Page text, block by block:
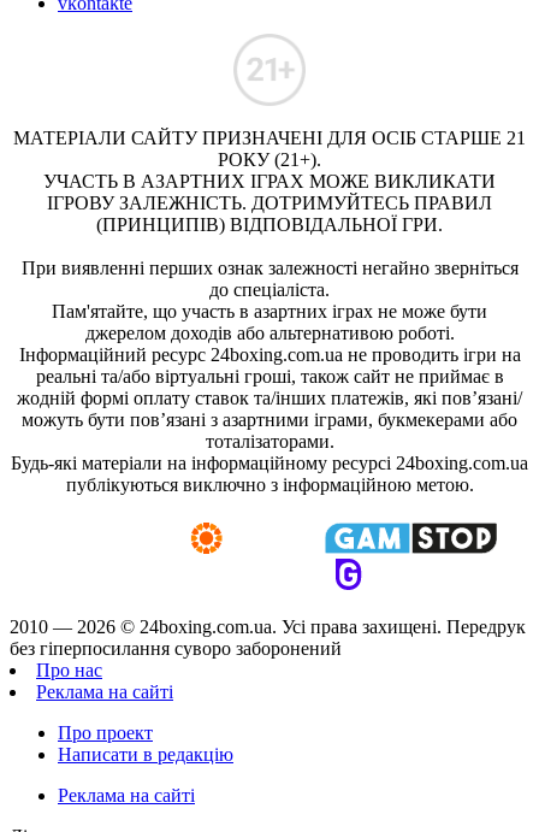
МАТЕРІАЛИ САЙТУ ПРИЗНАЧЕНІ ДЛЯ ОСІБ СТАРШЕ 21
РОКУ (21+).
УЧАСТЬ В АЗАРТНИХ ІГРАХ МОЖЕ ВИКЛИКАТИ
ІГРОВУ ЗАЛЕЖНІСТЬ. ДОТРИМУЙТЕСЬ ПРАВИЛ
(ПРИНЦИПІВ) ВІДПОВІДАЛЬНОЇ ГРИ.
При виявленні перших ознак залежності негайно зверніться
до спеціаліста.
Пам'ятайте, що участь в азартних іграх не може бути
джерелом доходів або альтернативою роботі.
Інформаційний ресурс 24boxing.com.ua не проводить ігри на
реальні та/або віртуальні гроші, також сайт не приймає в
жодній формі оплату ставок та/інших платежів, які пов’язані/
можуть бути пов’язані з азартними іграми, букмекерами або
тоталізаторами.
Будь-які матеріали на інформаційному ресурсі 24boxing.com.ua
публікуються виключно з інформаційною метою.
2010 — 2026 © 24boxing.com.ua. Усi права захищенi. Передрук
без гіперпосилання суворо заборонений
Про нас
Реклама на сайті
Про проект
Написати в редакцію
Реклама на сайті